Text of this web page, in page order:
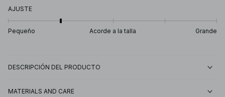
AJUSTE
Pequeño Acorde a la talla Grande
DESCRIPCIÓN DEL PRODUCTO
MATERIALS AND CARE